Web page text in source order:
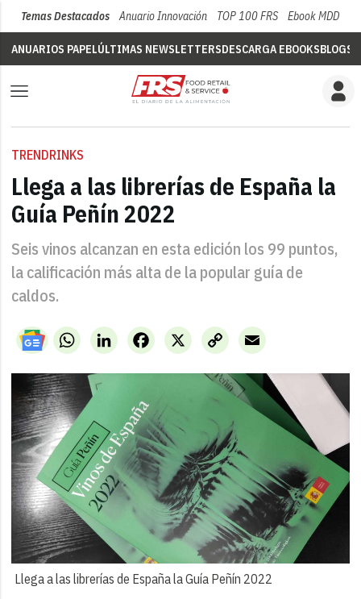
Temas Destacados Anuario Innovación TOP 100 FRS Ebook MDD
ANUARIOS PAPELÚLTIMAS NEWSLETTERSDESCARGA EBOOKSBLOGS
TRENDRINKS
Llega a las librerías de España la
Guía Peñín 2022
Seis vinos alcanzan en esta edición los 99 puntos,
la calificación más alta de la popular guía de
caldos.
WhatsAppLinkedIn X
Facebook
Copy
Link
Email
Llega a las librerías de España la Guía Peñín 2022